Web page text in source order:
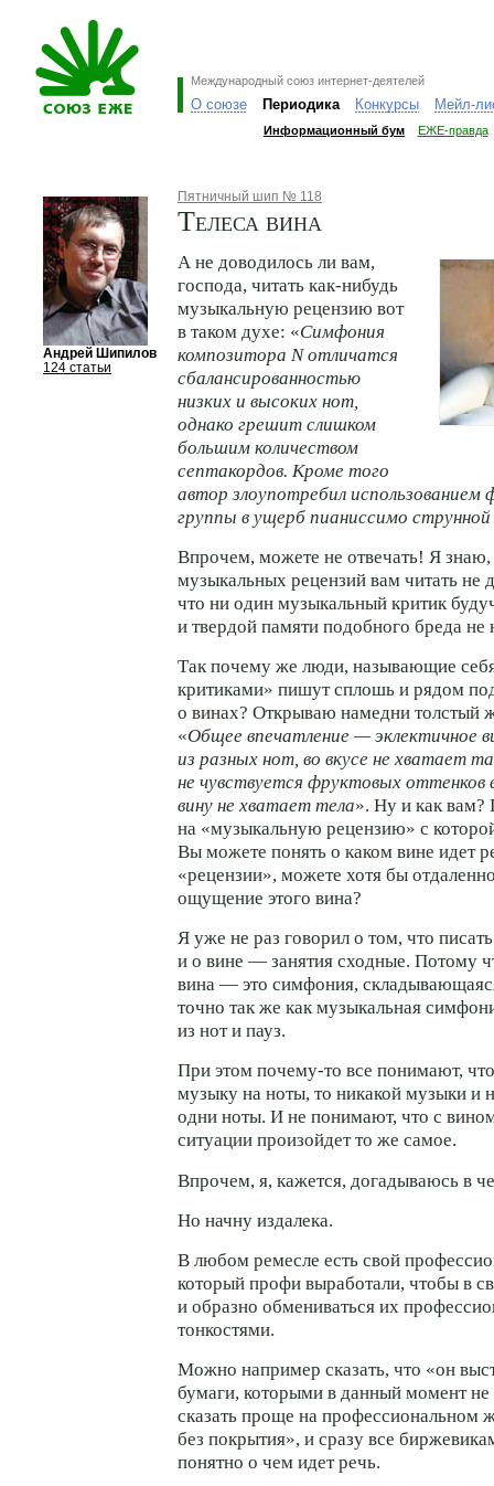
Международный союз интернет-деятелей
О союзе Периодика Конкурсы Мейл-
Информационный бум ЕЖЕ-правда
Андрей Шипилов
124 статьи
Пятничный шип № 118
Телеса вина
А не доводилось ли вам,
господа, читать как-нибудь
музыкальную рецензию вот
в таком духе: «Симфония
композитора N отличатся
сбалансированностью
низких и высоких нот,
однако грешит слишком
большим количеством
септакордов. Кроме того
автор злоупотребил использованием
группы в ущерб пианиссимо
Впрочем, можете не отвечать! Я
музыкальных рецензий вам читать не
что ни один музыкальный критик
и твердой памяти подобного бреда не
Так почему же люди, называющие
критиками» пишут сплошь и рядом
о винах? Открываю намедни толстый
«Общее впечатление — эклектичное
из разных нот, во вкусе не хватает
не чувствуется фруктовых оттенков
вину не хватает тела». Ну и как
на «музыкальную рецензию» с
Вы можете понять о каком вине идет
«рецензии», можете хотя бы
ощущение этого вина?
Я уже не раз говорил о том, что
и о вине — занятия сходные. Потому
вина — это симфония,
точно так же как музыкальная
из нот и пауз.
При этом почему-то все понимают,
музыку на ноты, то никакой музыки и
одни ноты. И не понимают, что с
ситуации произойдет то же самое.
Впрочем, я, кажется, догадываюсь в
Но начну издалека.
В любом ремесле есть свой
который профи выработали, чтобы в
и образно обмениваться их
тонкостями.
Можно например сказать, что «он
бумаги, которыми в данный момент
сказать проще на профессиональном
без покрытия», и сразу все
понятно о чем идет речь.